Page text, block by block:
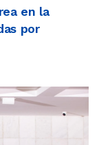
en la
por